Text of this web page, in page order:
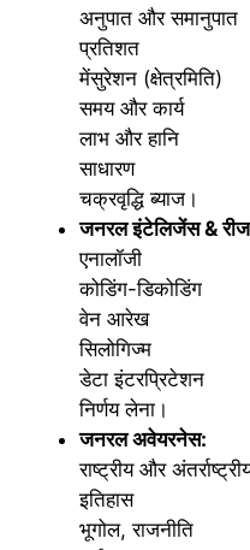
अनुपात और समानुपात
प्रतिशत
मेंसुरेशन (क्षेत्रमिति)
समय और कार्य
लाभ और हानि
साधारण
चक्रवृद्धि ब्याज।
जनरल इंटेलिजेंस &
एनालॉजी
कोडिंग-डिकोडिंग
वेन आरेख
सिलोगिज्म
डेटा इंटरप्रिटेशन
निर्णय लेना।
जनरल अवेयरनेस:
राष्ट्रीय और
इतिहास
भूगोल, राजनीति